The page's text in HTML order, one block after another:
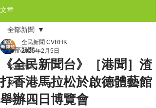
文章
全部新聞
本港新聞
突發
直播 Live
全部新聞
《全民新聞台》［港聞］渣
打香港馬拉松於啟德體藝館
舉辦四日博覽會
全民新聞 CVRHK
2025年2月5日